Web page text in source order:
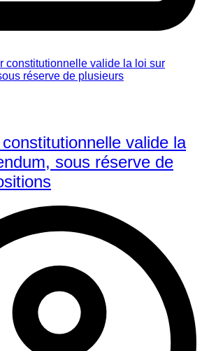
valide la
sous réserve de